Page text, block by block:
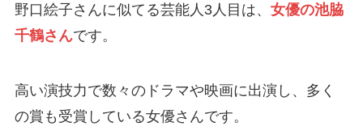
野口絵子さんに似てる芸能人3人目は、 女優の池脇
千鶴さんです。
高い演技力で数々のドラマや映画に出演し、多く
の賞も受賞している女優さんです。